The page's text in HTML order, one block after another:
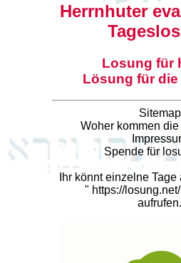
Herrnhuter
Losung für
Lösung für
Sitemap
Woher kommen
Spende für
Ihr könnt einzelne
" https://
aufrufen.